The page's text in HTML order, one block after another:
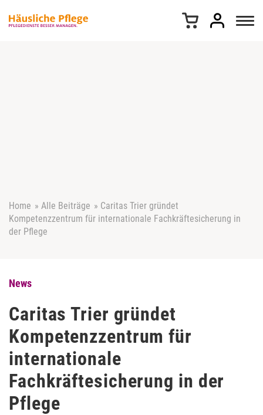
Home » Alle Beiträge » Caritas Trier gründet
Kompetenzzentrum für internationale Fachkräftesicherung in
der Pflege
News
Caritas Trier gründet
Kompetenzzentrum für
internationale
Fachkräftesicherung in der
Pflege